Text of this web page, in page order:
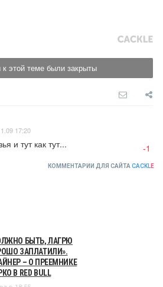
этой теме были закрыты
17:20
и тут как тут... -1
КОММЕНТАРИИ ДЛЯ САЙТА CACKLE
БЫТЬ, ЛАГРЮ
ЗАПЛАТИЛИ».
– О ПРЕЕМНИКЕ
В RED BULL